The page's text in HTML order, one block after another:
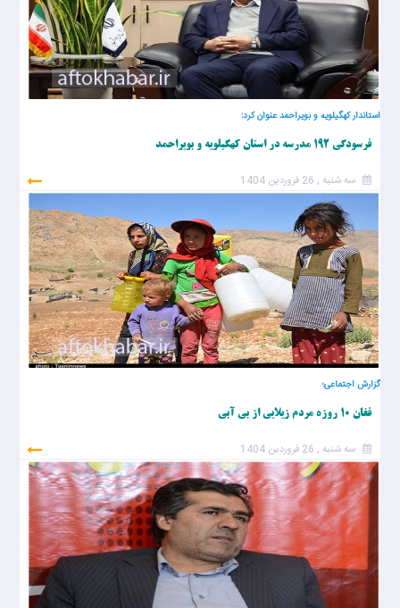
استاندار کهگیلویه و بویراحمد عنوان کرد:
فرسودگی ۱۹۲ مدرسه در استان کهگیلویه و بویراحمد
سه شنبه , 26 فروردین 1404
گزارش اجتماعی؛
فغان ۱۰ روزه مردم زیلایی از بی آبی
سه شنبه , 26 فروردین 1404